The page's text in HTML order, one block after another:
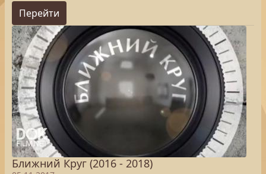
Перейти
Ближний Круг (2016 - 2018)